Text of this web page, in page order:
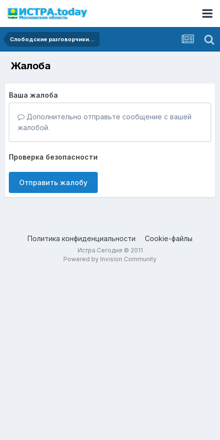
Слободские разговорчики...
Жалоба
Ваша жалоба
Дополнительно отправьте сообщение с вашей
жалобой.
Проверка безопасности
Отправить жалобу
Политика конфиденциальности Cookie-файлы
Истра.Сегодня © 2011
Powered by Invision Community